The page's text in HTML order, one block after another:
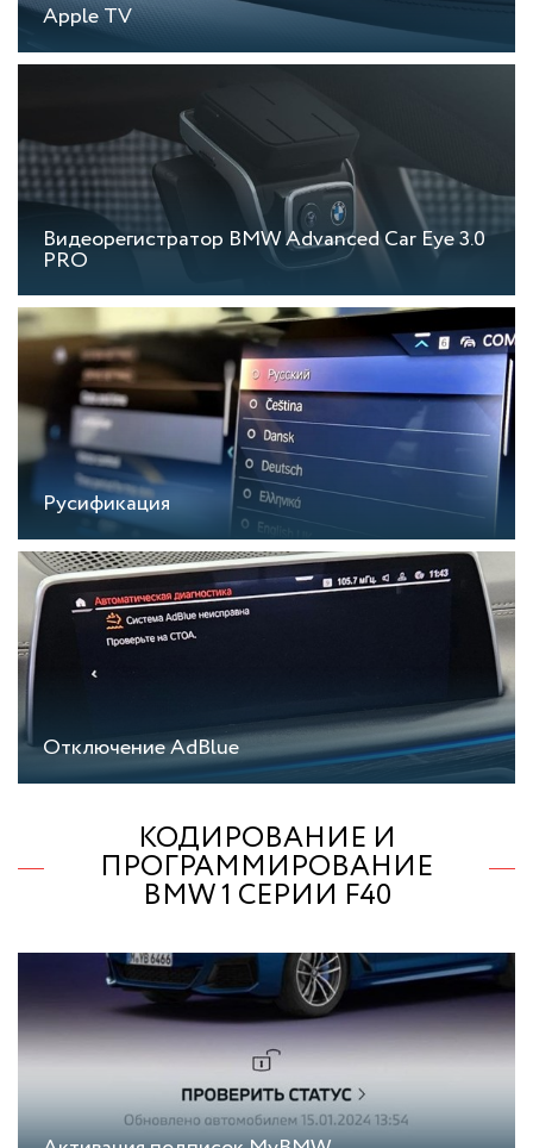
Apple TV
Видеорегистратор BMW Advanced Car Eye 3.0
PRO
Русификация
Отключение AdBlue
КОДИРОВАНИЕ И
ПРОГРАММИРОВАНИЕ
BMW 1 СЕРИИ F40